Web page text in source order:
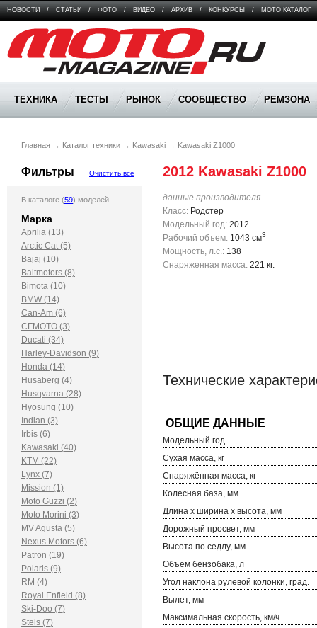
НОВОСТИ / СТАТЬИ / ФОТО / ВИДЕО / АРХИВ / КОНКУРСЫ / МОТО КАТАЛОГ
Moto Magazine
ТЕХНИКА ТЕСТЫ РЫНОК СООБЩЕСТВО РЕМЗОНА
Главная → Каталог техники → Kawasaki → Kawasaki Z1000
Фильтры Очистить все
В каталоге (59) моделей
Марка
Aprilia (13)
Arctic Cat (5)
Bajaj (10)
Baltmotors (8)
Bimota (10)
BMW (14)
Can-Am (6)
CFMOTO (3)
Ducati (34)
Harley-Davidson (9)
Honda (14)
Husaberg (4)
Husqvarna (28)
Hyosung (10)
Indian (3)
Irbis (6)
Kawasaki (40)
KTM (22)
Lynx (7)
Mission (1)
Moto Guzzi (2)
Moto Morini (3)
MV Agusta (5)
Nexus Motors (6)
Patron (19)
Polaris (9)
RM (4)
Royal Enfield (8)
Ski-Doo (7)
Stels (7)
2012 Kawasaki Z1000
данные производителя
Класс: Родстер
Модельный год: 2012
Рабочий объем: 1043 см3
Мощность, л.с.: 138
Снаряженная масса: 221 кг.
Технические
Модельный год
Сухая масса, кг
Снаряжённая масса, кг
Колесная база, мм
Длина х ширина х высота, мм
Дорожный просвет, мм
Высота по седлу, мм
Объем бензобака, л
Угол наклона рулевой колонки, град.
Вылет, мм
Максимальная скорость, км/ч